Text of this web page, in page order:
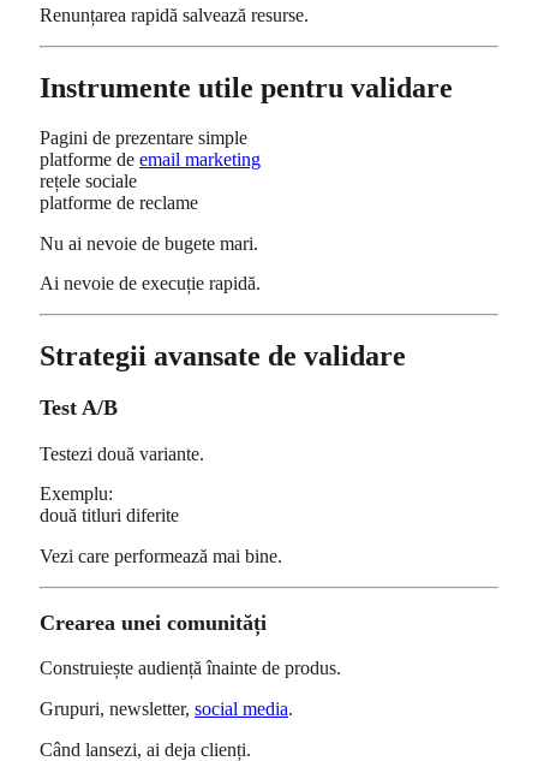
Renunțarea rapidă salvează resurse.
Instrumente utile pentru validare
Pagini de prezentare simple
platforme de email marketing
rețele sociale
platforme de reclame
Nu ai nevoie de bugete mari.
Ai nevoie de execuție rapidă.
Strategii avansate de validare
Test A/B
Testezi două variante.
Exemplu:
două titluri diferite
Vezi care performează mai bine.
Crearea unei comunități
Construiește audiență înainte de produs.
Grupuri, newsletter, social media.
Când lansezi, ai deja clienți.